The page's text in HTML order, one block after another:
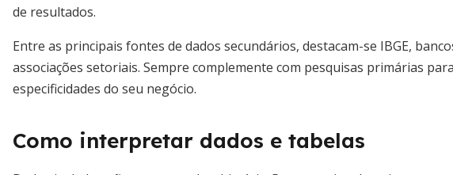
de resultados.
Entre as principais fontes de dados secundários, destacam-se IBGE,
associações setoriais. Sempre complemente com pesquisas primárias
especificidades do seu negócio.
Como interpretar dados e tabelas